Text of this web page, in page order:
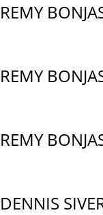
REMY
REMY
REMY
DENNIS